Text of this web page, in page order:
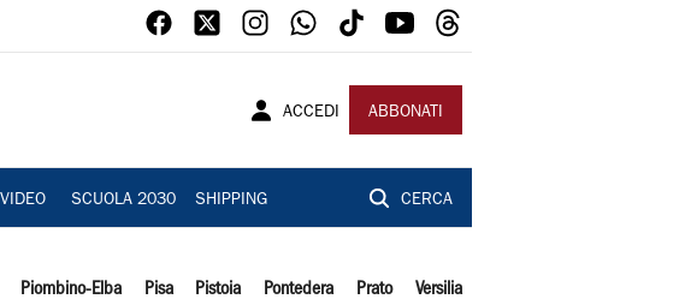
ACCEDI ABBONATI
VIDEO SCUOLA 2030 SHIPPING CERCA
Piombino-Elba Pisa Pistoia Pontedera Prato Versilia